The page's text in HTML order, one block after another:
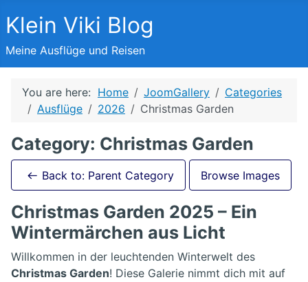
Klein Viki Blog
Meine Ausflüge und Reisen
You are here: Home JoomGallery
Categories
Ausflüge
2026 Christmas Garden
Category: Christmas Garden
Back to: Parent Category Browse Images
Christmas Garden 2025 – Ein
Wintermärchen aus Licht
Willkommen in der leuchtenden Winterwelt des
Christmas Garden! Diese Galerie nimmt dich mit auf